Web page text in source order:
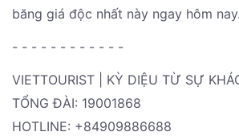
băng giá độc nhất này ngay hôm nay.
- - - - - - - - - - - -
VIETTOURIST | KỲ DIỆU TỪ SỰ
TỔNG ĐÀI: 19001868
HOTLINE: +84909886688